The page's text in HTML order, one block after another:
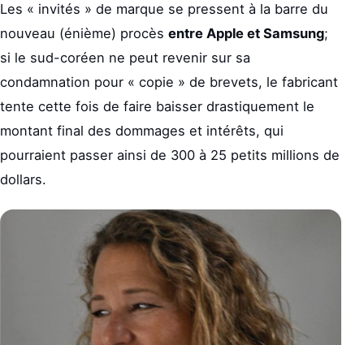
Les « invités » de marque se pressent à la barre du
nouveau (énième) procès entre Apple et Samsung;
si le sud-coréen ne peut revenir sur sa
condamnation pour « copie » de brevets, le fabricant
tente cette fois de faire baisser drastiquement le
montant final des dommages et intérêts, qui
pourraient passer ainsi de 300 à 25 petits millions de
dollars.